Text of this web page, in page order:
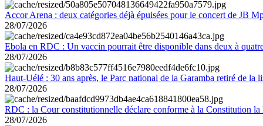
Accor Arena : deux catégories déjà épuisées pour le concert de JB
28/07/2026
Ebola en RDC : Un vaccin pourrait être disponible dans deux à
28/07/2026
Haut-Uélé : 30 ans après, le Parc national de la Garamba retiré de la
28/07/2026
RDC : la Cour constitutionnelle déclare conforme à la Constitution la
28/07/2026